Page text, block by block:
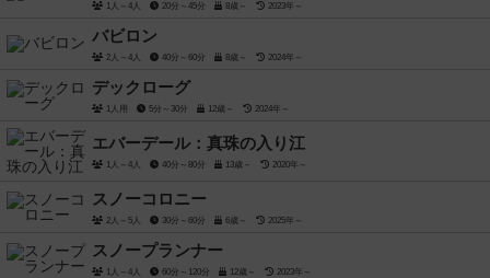
1人～4人 20分～45分 8歳～ 2023年～
バビロン
2人～4人 40分～60分 8歳～ 2024年～
デックローグ
1人用 5分～30分 12歳～ 2024年～
エバーデール：真珠の入り江
1人～4人 40分～80分 13歳～ 2020年～
スノーコロニー
2人～5人 30分～60分 6歳～ 2025年～
スノープランナー
1人～4人 60分～120分 12歳～ 2023年～